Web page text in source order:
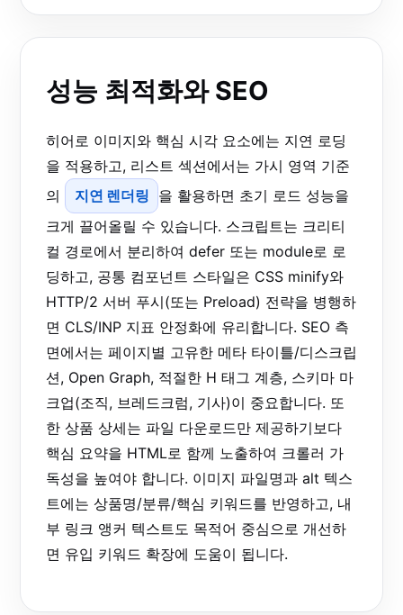
성능 최적화와 SEO
히어로 이미지와 핵심 시각 요소에는 지연 로딩
을 적용하고, 리스트 섹션에서는 가시 영역 기준
의
지연 렌더링 을 활용하면 초기 로드 성능을
크게 끌어올릴 수 있습니다. 스크립트는 크리티
컬 경로에서 분리하여 defer 또는 module로 로
딩하고, 공통 컴포넌트 스타일은 CSS minify와
HTTP/2 서버 푸시(또는 Preload) 전략을 병행하
면 CLS/INP 지표 안정화에 유리합니다. SEO 측
면에서는 페이지별 고유한 메타 타이틀/디스크립
션, Open Graph, 적절한 H 태그 계층, 스키마 마
크업(조직, 브레드크럼, 기사)이 중요합니다. 또
한 상품 상세는 파일 다운로드만 제공하기보다
핵심 요약을 HTML로 함께 노출하여 크롤러 가
독성을 높여야 합니다. 이미지 파일명과 alt 텍스
트에는 상품명/분류/핵심 키워드를 반영하고, 내
부 링크 앵커 텍스트도 목적어 중심으로 개선하
면 유입 키워드 확장에 도움이 됩니다.